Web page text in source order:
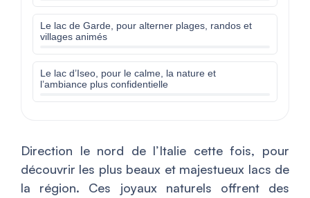
Le lac de Garde, pour alterner plages, randos et
villages animés
Le lac d’Iseo, pour le calme, la nature et
l’ambiance plus confidentielle
Direction le nord de l’Italie cette fois, pour
découvrir les plus beaux et majestueux lacs de
la région. Ces joyaux naturels offrent des